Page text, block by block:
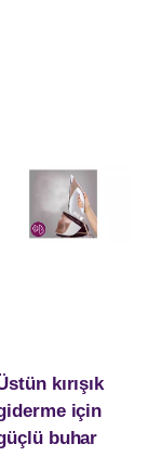
kırışık
için
buhar